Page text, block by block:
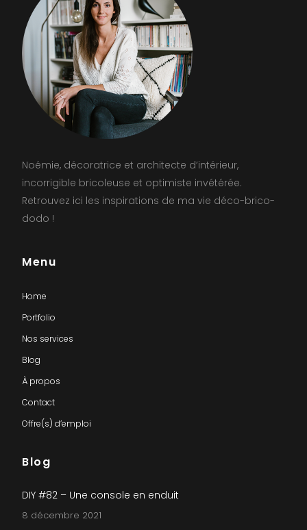
Noémie, décoratrice et architecte d’intérieur,
incorrigible bricoleuse et optimiste invétérée.
Retrouvez ici les inspirations de ma vie déco-brico-
dodo !
Menu
Home
Portfolio
Nos services
Blog
À propos
Contact
Offre(s) d’emploi
Blog
DIY #82 – Une console en enduit
8 décembre 2021